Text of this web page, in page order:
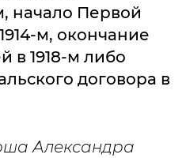
начало Первой
м, окончание
в 1918-м либо
договора в
Александра